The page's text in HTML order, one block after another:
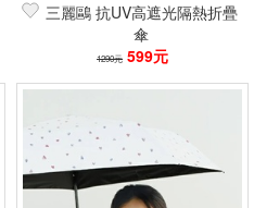
三麗鷗 抗UV高遮光隔熱折疊
傘
1290元 599元